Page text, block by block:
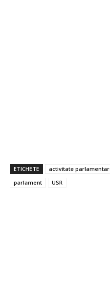
ETICHETE activitate
parlament
USR